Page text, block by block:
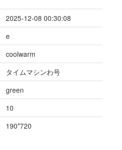
2025-12-08 00:30:08
e
coolwarm
タイムマシンわ号
green
10
190*720